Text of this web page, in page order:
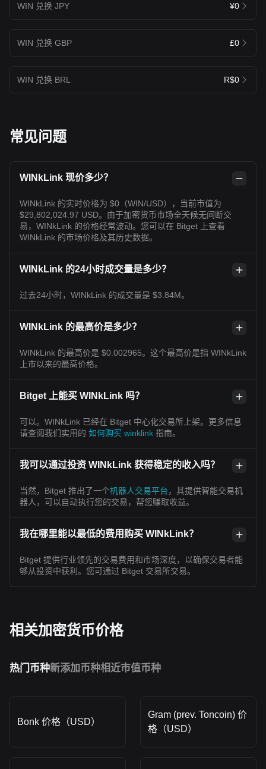
WIN 兑换 JPY ¥0
WIN 兑换 GBP £0
WIN 兑换 BRL R$0
常见问题
WINkLink 现价多少？
WINkLink 的实时价格为 $0（WIN/USD），当前市值为
$29,802,024.97 USD。由于加密货币市场全天候无间断交
易，WINkLink 的价格经常波动。您可以在 Bitget 上查看
WINkLink 的市场价格及其历史数据。
WINkLink 的24小时成交量是多少？
过去24小时，WINkLink 的成交量是 $3.84M。
WINkLink 的最高价是多少？
WINkLink 的最高价是 $0.002965。这个最高价是指 WINkLink
上市以来的最高价格。
Bitget 上能买 WINkLink 吗？
可以。WINkLink 已经在 Bitget 中心化交易所上架。更多信息
请查阅我们实用的 如何购买 winklink 指南。
我可以通过投资 WINkLink 获得稳定的收入吗？
当然，Bitget 推出了一个机器人交易平台，其提供智能交易机
器人，可以自动执行您的交易，帮您赚取收益。
我在哪里能以最低的费用购买 WINkLink？
Bitget 提供行业领先的交易费用和市场深度，以确保交易者能
够从投资中获利。您可通过 Bitget 交易所交易。
相关加密货币价格
热门币种新添加币种相近市值币种
Bonk 价格（USD）
Gram (prev. Toncoin) 价
格（USD）